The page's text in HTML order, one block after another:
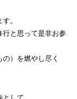
。
行と思って是非お参
）を燃やし尽く